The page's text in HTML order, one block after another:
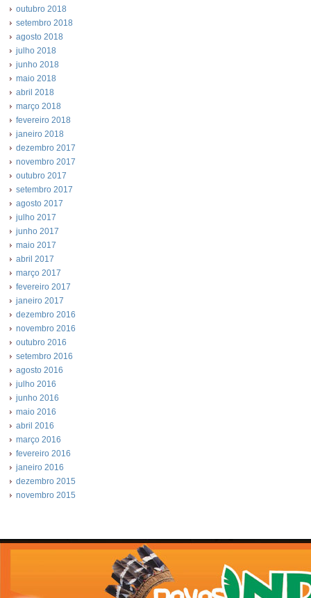
outubro 2018
setembro 2018
agosto 2018
julho 2018
junho 2018
maio 2018
abril 2018
março 2018
fevereiro 2018
janeiro 2018
dezembro 2017
novembro 2017
outubro 2017
setembro 2017
agosto 2017
julho 2017
junho 2017
maio 2017
abril 2017
março 2017
fevereiro 2017
janeiro 2017
dezembro 2016
novembro 2016
outubro 2016
setembro 2016
agosto 2016
julho 2016
junho 2016
maio 2016
abril 2016
março 2016
fevereiro 2016
janeiro 2016
dezembro 2015
novembro 2015